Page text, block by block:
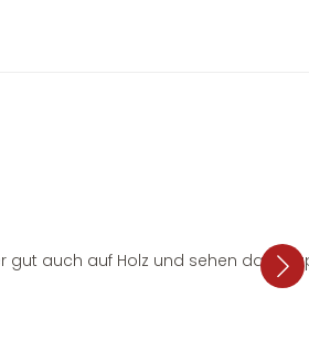
auch auf Holz und sehen dazu